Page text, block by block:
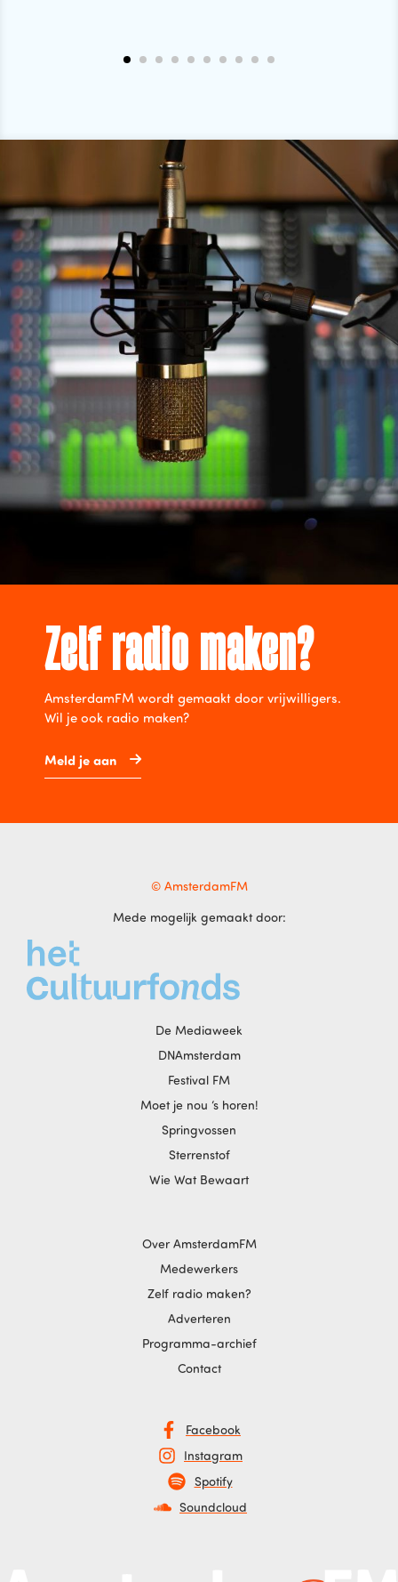
Zelf radio maken?
AmsterdamFM wordt gemaakt door vrijwilligers.
Wil je ook radio maken?
Meld je aan
© AmsterdamFM
Mede mogelijk gemaakt door:
De Mediaweek
DNAmsterdam
Festival FM
Moet je nou ‘s horen!
Springvossen
Sterrenstof
Wie Wat Bewaart
Over AmsterdamFM
Medewerkers
Zelf radio maken?
Adverteren
Programma-archief
Contact
Facebook
Instagram
Spotify
Soundcloud